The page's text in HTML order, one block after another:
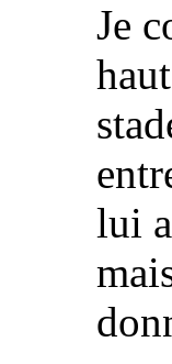
Je
lui